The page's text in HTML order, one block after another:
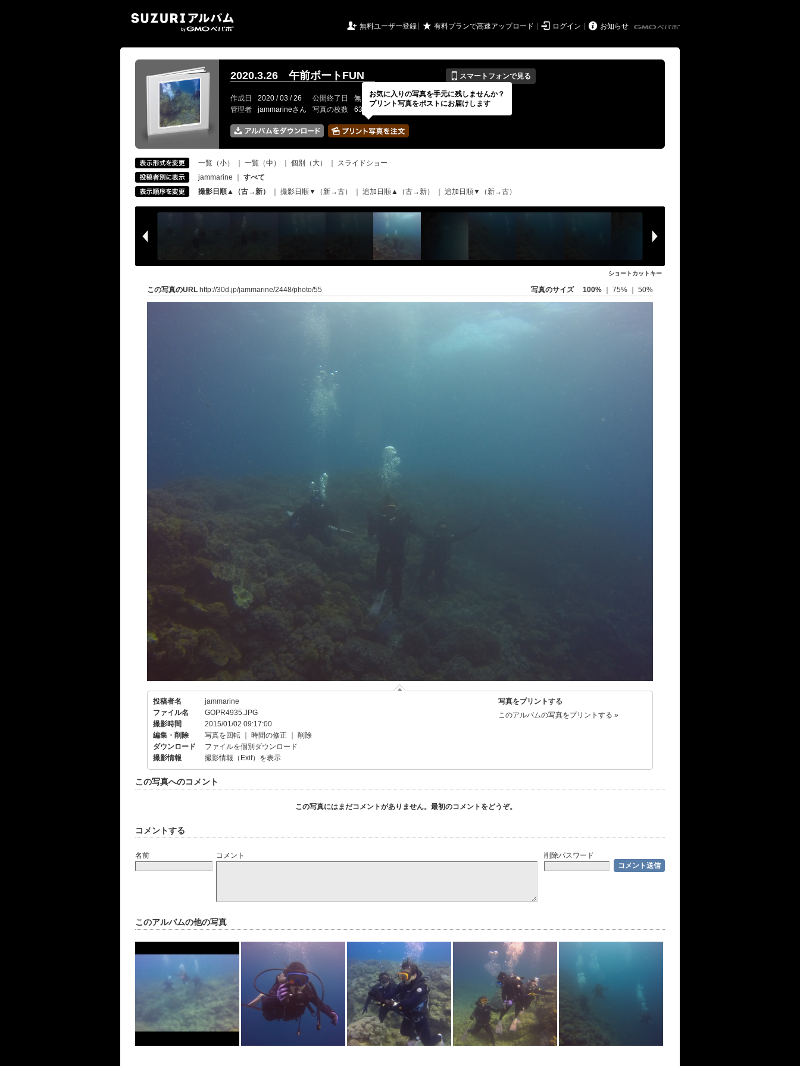
 無料ユーザー登録 ★ 有料プランで高速アップロード  ログイン  お知らせ
2020.3.26 午前ボートFUN 📱 スマートフォンで見る
作成日 2020 / 03 / 26 公開終了日 無期限 イベントの期間
---
管理者
jammarineさん 写真の枚数 63 / 2000枚
一覧（小） 一覧（中） 個別（大）
スライドショー
jammarine
すべて
撮影日順▲（古→新）
撮影日順▼（新→古） 追加日順▲（古→新） 追加日順▼（新→古）
ショートカットキー
この写真のURL http://30d.jp/jammarine/2448/photo/55 写真のサイズ 100% 75% 50%
投稿者名
jammarine
ファイル名
GOPR4935.JPG
撮影時間
2015/01/02 09:17:00
編集・削除
写真を回転 時間の修正
削除
ダウンロード
ファイルを個別ダウンロード
撮影情報
撮影情報（Exif）を表示
写真をプリントする
このアルバムの写真をプリントする »
この写真へのコメント
この写真にはまだコメントがありません。最初のコメントをどうぞ。
コメントする
名前 コメント 削除パスワード
このアルバムの他の写真
お気に入りの写真を手元に残しませんか？
プリント写真をポストにお届けします